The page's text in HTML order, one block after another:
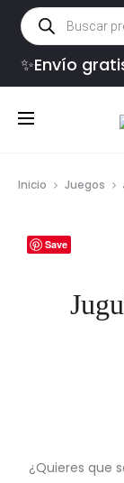
Búsqueda
de
productos
✨Envío
Inicio Juegos
Save
¿Quieres que